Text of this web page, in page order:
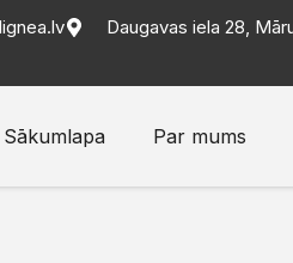
Daugavas iela 28,
Sākumlapa Par mums